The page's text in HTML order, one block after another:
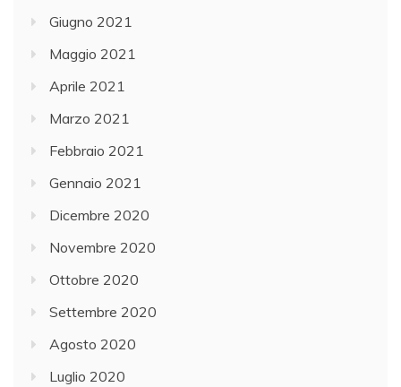
Giugno 2021
Maggio 2021
Aprile 2021
Marzo 2021
Febbraio 2021
Gennaio 2021
Dicembre 2020
Novembre 2020
Ottobre 2020
Settembre 2020
Agosto 2020
Luglio 2020